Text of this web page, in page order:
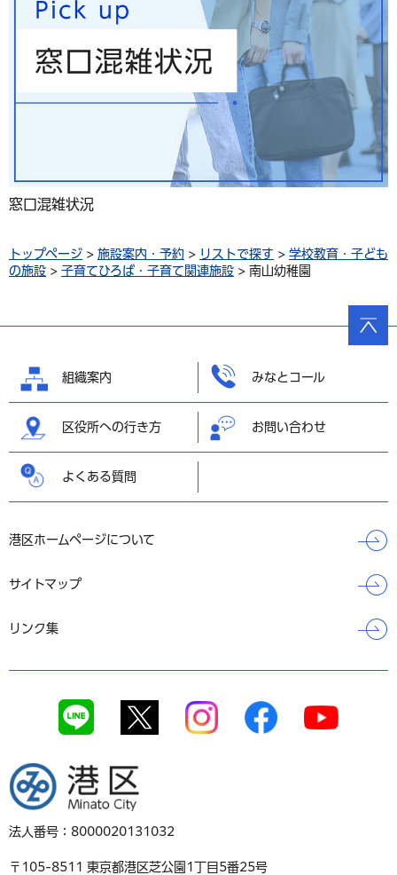
窓口混雑状況
トップページ > 施設案内・予約 > リストで探す > 学校教育・子ども
の施設 > 子育てひろば・子育て関連施設 > 南山幼稚園
組織案内 みなとコール
区役所への行き方 お問い合わせ
よくある質問
港区ホームページについて
サイトマップ
リンク集
港区
法人番号：8000020131032
〒105-8511 東京都港区芝公園1丁目5番25号
ページ
の先頭